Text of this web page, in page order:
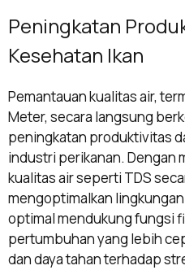
Peningkatan
Kesehatan Ikan
Pemantauan kualitas air,
Meter, secara langsung
peningkatan produktivitas
industri perikanan. Dengan
kualitas air seperti TDS
mengoptimalkan
optimal mendukung fungsi
pertumbuhan yang lebih
dan daya tahan terhadap